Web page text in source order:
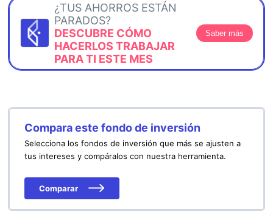
¿TUS AHORROS ESTÁN
PARADOS?
DESCUBRE CÓMO
HACERLOS TRABAJAR
PARA TI ESTE MES
Saber más
Compara este fondo de inversión
Selecciona los fondos de inversión que más se ajusten a
tus intereses y compáralos con nuestra herramienta.
Comparar